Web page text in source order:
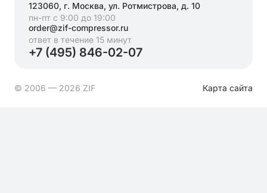
123060, г. Москва, ул. Ротмистрова, д. 10
пн-пт с 9:00 до 19:00
order@zif-compressor.ru
ответ в течение 15 минут
+7 (495) 846-02-07
© 2006 — 2026 ZIF Карта сайта